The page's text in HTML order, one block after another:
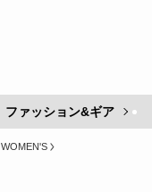
ファッション&ギア
WOMEN'S